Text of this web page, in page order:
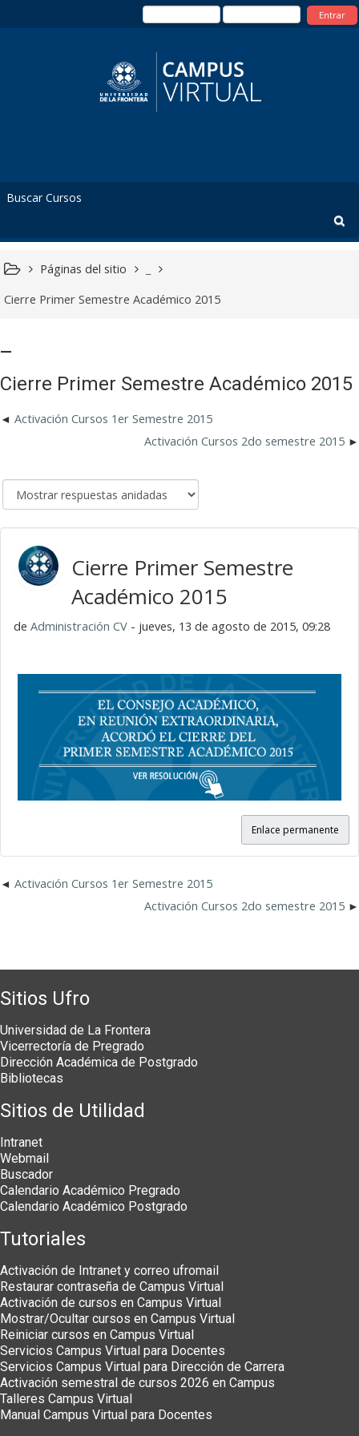
Entrar
Páginas del sitio
Cierre Primer Semestre Académico 2015
Cierre Primer Semestre Académico 2015
Activación Cursos 1er Semestre 2015
Activación Cursos 2do semestre 2015
Cierre Primer Semestre
Académico 2015
de Administración CV - jueves, 13 de agosto de 2015, 09:28
Enlace permanente
Activación Cursos 1er Semestre 2015
Activación Cursos 2do semestre 2015
Sitios Ufro
Universidad de La Frontera
Vicerrectoría de Pregrado
Dirección Académica de Postgrado
Bibliotecas
Sitios de Utilidad
Intranet
Webmail
Buscador
Calendario Académico Pregrado
Calendario Académico Postgrado
Tutoriales
Activación de Intranet y correo ufromail
Restaurar contraseña de Campus Virtual
Activación de cursos en Campus Virtual
Mostrar/Ocultar cursos en Campus Virtual
Reiniciar cursos en Campus Virtual
Servicios Campus Virtual para Docentes
Servicios Campus Virtual para Dirección de Carrera
Activación semestral de cursos 2026 en Campus
Talleres Campus Virtual
Manual Campus Virtual para Docentes